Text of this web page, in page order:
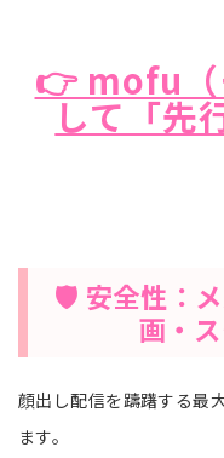
👉 mofu（
して「先
🛡️ 安全性：
画・
顔出し配信を躊躇する最
ます。